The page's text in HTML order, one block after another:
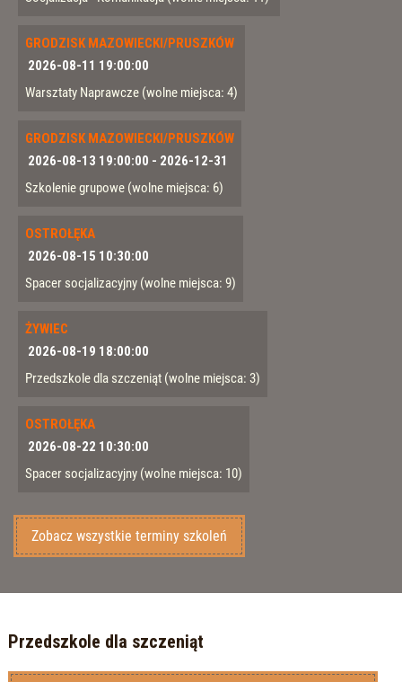
GRODZISK MAZOWIECKI/PRUSZKÓW
2026-08-11 19:00:00
Warsztaty Naprawcze (wolne miejsca: 4)
GRODZISK MAZOWIECKI/PRUSZKÓW
2026-08-13 19:00:00 - 2026-12-31
Szkolenie grupowe (wolne miejsca: 6)
OSTROŁĘKA
2026-08-15 10:30:00
Spacer socjalizacyjny (wolne miejsca: 9)
ŻYWIEC
2026-08-19 18:00:00
Przedszkole dla szczeniąt (wolne miejsca: 3)
OSTROŁĘKA
2026-08-22 10:30:00
Spacer socjalizacyjny (wolne miejsca: 10)
Zobacz wszystkie terminy szkoleń
Przedszkole dla szczeniąt